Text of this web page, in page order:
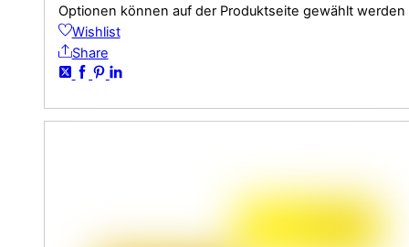
Optionen können auf der Produktseite gewählt werden
Wishlist
Share